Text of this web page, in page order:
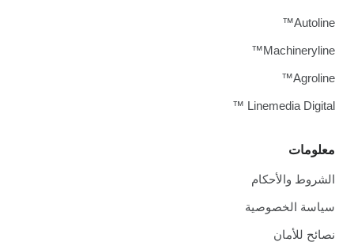
معلومات
الشروط والأحكام
سياسة الخصوصية
نصائح للأمان
Autoline™
Machineryline™
Agroline™
Linemedia Digital ™